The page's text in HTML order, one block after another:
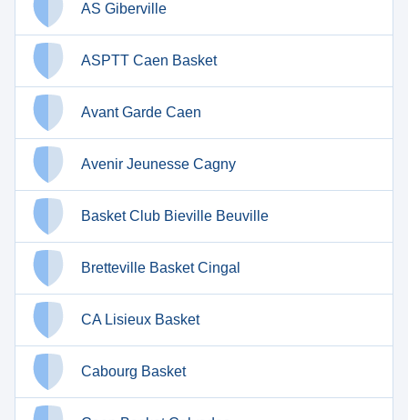
AS Giberville
ASPTT Caen Basket
Avant Garde Caen
Avenir Jeunesse Cagny
Basket Club Bieville Beuville
Bretteville Basket Cingal
CA Lisieux Basket
Cabourg Basket